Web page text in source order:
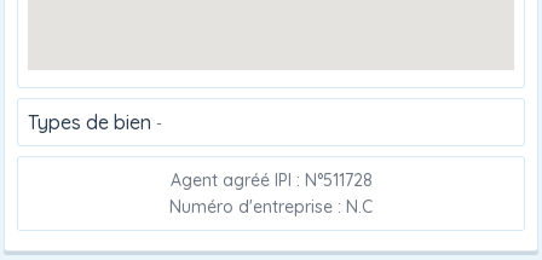
Types de bien -
Agent agréé IPI : N°511728
Numéro d'entreprise : N.C